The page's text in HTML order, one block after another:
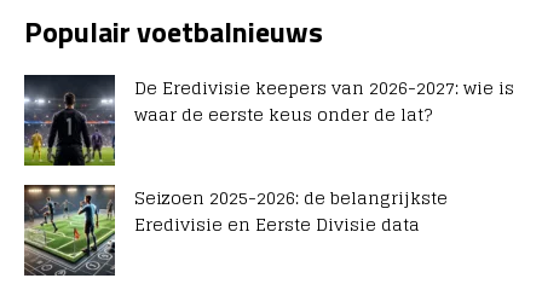
Populair voetbalnieuws
De Eredivisie keepers van 2026-2027: wie is
waar de eerste keus onder de lat?
Seizoen 2025-2026: de belangrijkste
Eredivisie en Eerste Divisie data